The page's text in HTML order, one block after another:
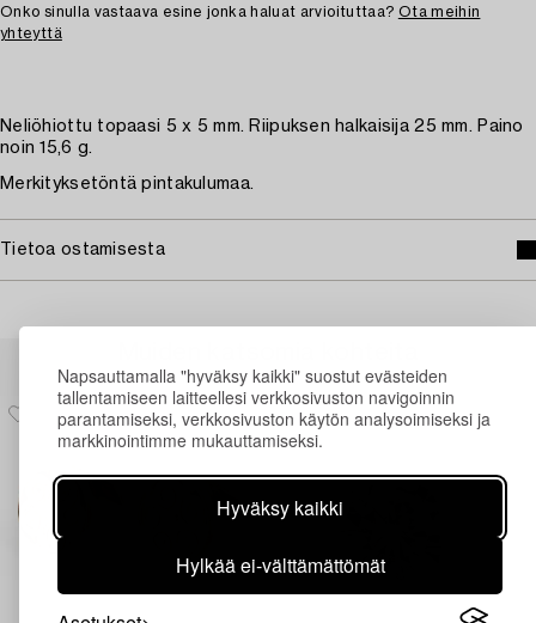
Napsauttamalla "hyväksy kaikki" suostut evästeiden
tallentamiseen laitteellesi verkkosivuston navigoinnin
parantamiseksi, verkkosivuston käytön analysoimiseksi ja
markkinointimme mukauttamiseksi.
Hyväksy kaikki
Hylkää ei-välttämättömät
Onko sinulla vastaava esine jonka haluat arvioituttaa? Ota meihin
yhteyttä
Neliöhiottu topaasi 5 x 5 mm. Riipuksen halkaisija 25 mm. Paino
noin 15,6 g.
Merkityksetöntä pintakulumaa.
Tietoa ostamisesta